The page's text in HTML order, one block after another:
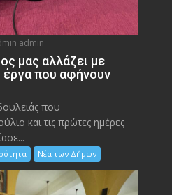
admin
μας αλλάζει με
έργα που αφήνουν
που
και τις πρώτες ημέρες
Νέα των Δήμων